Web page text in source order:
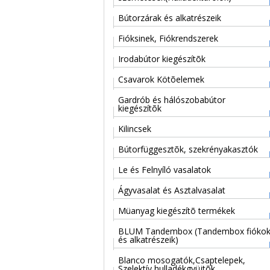
Bútorzárak és alkatrészeik
Fióksinek, Fiókrendszerek
Irodabútor kiegészítõk
Csavarok Kötõelemek
Gardrób és hálószobabútor
kiegészítõk
Kilincsek
Bútorfüggesztõk, szekrényakasztók
Le és Felnyíló vasalatok
Ágyvasalat és Asztalvasalat
Müanyag kiegészítõ termékek
BLUM Tandembox (Tandembox fiókok
és alkatrészeik)
Blanco mosogatók,Csaptelepek,